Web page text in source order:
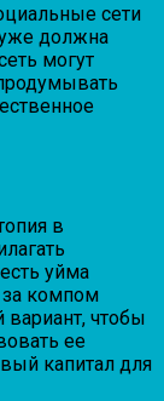
сети
уже должна
могут
в
уйма
за компом
чтобы
ее
капитал для